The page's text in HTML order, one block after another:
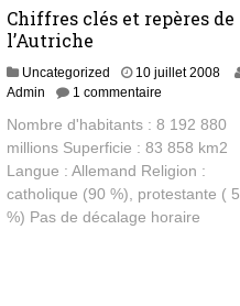
Chiffres clés et repères de
l’Autriche
Uncategorized 10 juillet 20081
a
n
Admin 1 commentaire
Nombre d'habitants : 8 192 880
millions Superficie : 83 858 km2
Langue : Allemand Religion :
catholique (90 %), protestante ( 5
%) Pas de décalage horaire